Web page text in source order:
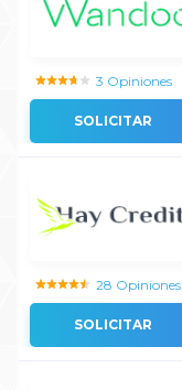
3 Opiniones
SOLICITAR
28 Opiniones
SOLICITAR